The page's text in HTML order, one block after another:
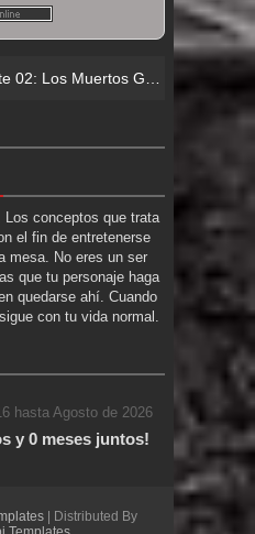
Los Muertos Gobiernan a los Vivos
conceptos que trata
el fin de entretenerse
mesa. No eres un ser
que tu personaje haga
quedarse ahí. Cuando
con tu vida normal.
hasta Agosto de 2026
y 0 meses juntos!
| Distributed By